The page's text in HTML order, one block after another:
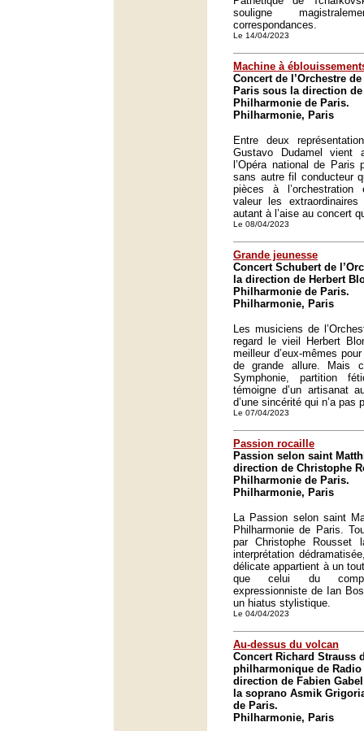
souligne
correspondances.
Le 14/04/2023
Machine à
Concert de l’Orchestre
Paris sous la direction
Philharmonie de Paris.
Philharmonie, Paris
Entre deux
Gustavo Dudamel vient
l’Opéra national de Paris
sans autre fil conducteur
pièces à l’orchestration
valeur les extraordinaires
autant à l’aise au concert
Le 08/04/2023
Grande jeunesse
Concert Schubert de
la direction de Herbert
Philharmonie de Paris.
Philharmonie, Paris
Les musiciens de
regard le vieil Herbert
meilleur d’eux-mêmes
de grande allure. Mais
Symphonie, partition
témoigne d’un artisanat
d’une sincérité qui n’a pas
Le 07/04/2023
Passion rocaille
Passion selon saint
direction de Christophe
Philharmonie de Paris.
Philharmonie, Paris
La Passion selon saint
Philharmonie de Paris.
par Christophe Rousset
interprétation
délicate appartient à un
que celui du
expressionniste de Ian
un hiatus stylistique.
Le 04/04/2023
Au-dessus du volcan
Concert Richard Strauss
philharmonique de
direction de Fabien
la soprano Asmik
de Paris.
Philharmonie, Paris